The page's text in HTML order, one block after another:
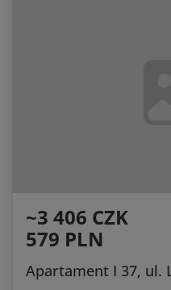
~3 406 CZK
579 PLN
Apartament I 37, ul.